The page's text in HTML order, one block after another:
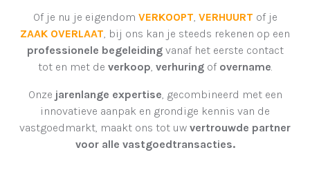
Of je nu je eigendom VERKOOPT, VERHUURT of je
ZAAK OVERLAAT, bij ons kan je steeds rekenen op een
professionele begeleidingvanaf het eerste contact
tot en met de verkoop, verhuringof overname.
Onze jarenlange expertise, gecombineerd met een
innovatieve aanpak en grondige kennis van de
vastgoedmarkt, maakt ons tot uw vertrouwde partner
voor alle vastgoedtransacties.